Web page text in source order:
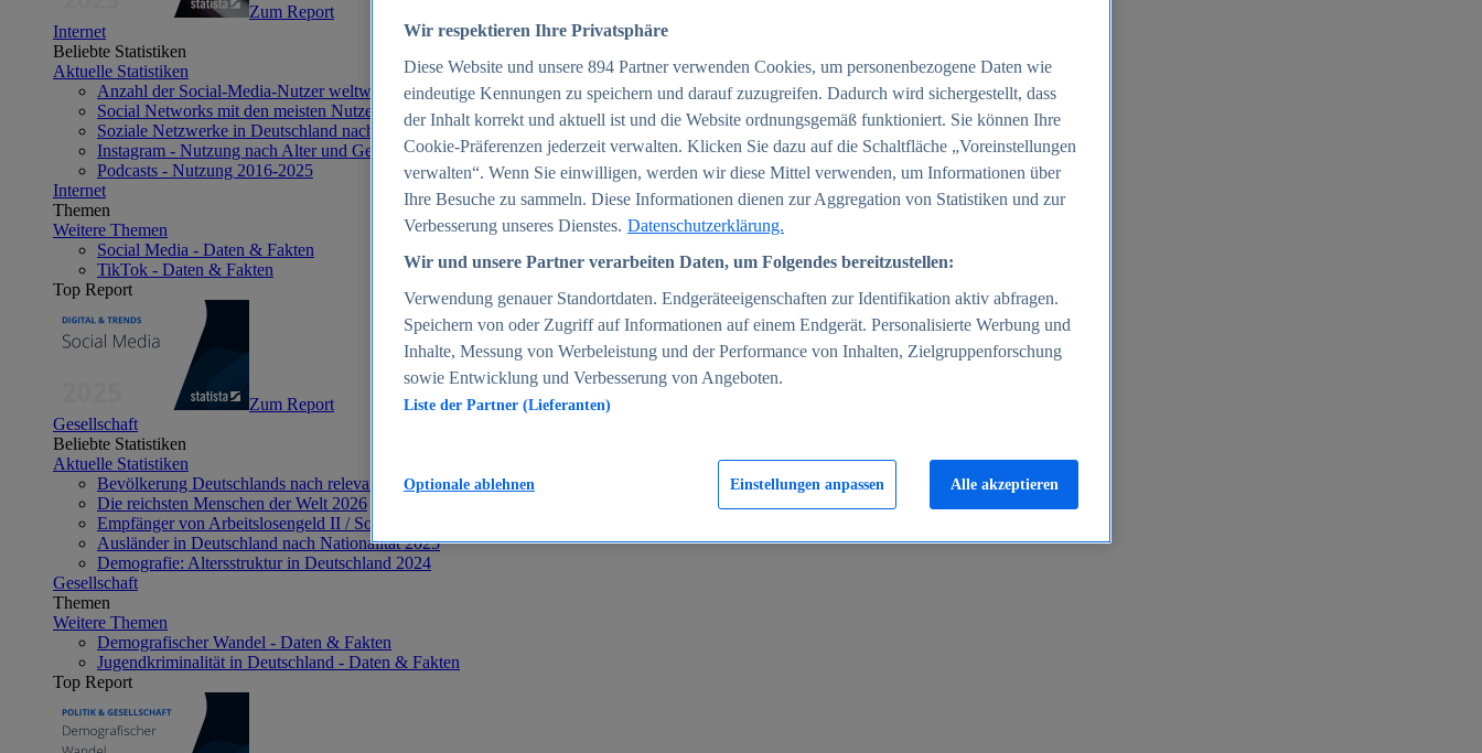
Zum Report
Internet
Beliebte Statistiken
Aktuelle Statistiken
Anzahl der Social-Media-Nutzer weltweit 2012-2025
Social Networks mit den meisten Nutzern weltweit 2025
Soziale Netzwerke in Deutschland nach Generationen 2025
Instagram - Nutzung nach Alter und Geschlecht in Deutschland 2025
Podcasts - Nutzung 2016-2025
Internet
Themen
Weitere Themen
Social Media - Daten & Fakten
TikTok - Daten & Fakten
Top Report
Zum Report
Gesellschaft
Beliebte Statistiken
Aktuelle Statistiken
Bevölkerung Deutschlands nach relevanten Altersgruppen 2024
Die reichsten Menschen der Welt 2026
Empfänger von Arbeitslosengeld II / Sozialgeld / Bürgergeld in Deutschland 2005-2025
Ausländer in Deutschland nach Nationalität 2025
Demografie: Altersstruktur in Deutschland 2024
Gesellschaft
Themen
Weitere Themen
Demografischer Wandel - Daten & Fakten
Jugendkriminalität in Deutschland - Daten & Fakten
Top Report
Wir respektieren Ihre Privatsphäre
Diese Website und unsere 894 Partner verwenden Cookies, um personenbezogene Daten wie
eindeutige Kennungen zu speichern und darauf zuzugreifen. Dadurch wird sichergestellt, dass
der Inhalt korrekt und aktuell ist und die Website ordnungsgemäß funktioniert. Sie können Ihre
Cookie-Präferenzen jederzeit verwalten. Klicken Sie dazu auf die Schaltfläche „Voreinstellungen
verwalten“. Wenn Sie einwilligen, werden wir diese Mittel verwenden, um Informationen über
Ihre Besuche zu sammeln. Diese Informationen dienen zur Aggregation von Statistiken und zur
Verbesserung unseres Dienstes. Datenschutzerklärung.
Wir und unsere Partner verarbeiten Daten, um Folgendes bereitzustellen:
Verwendung genauer Standortdaten. Endgeräteeigenschaften zur Identifikation aktiv abfragen.
Speichern von oder Zugriff auf Informationen auf einem Endgerät. Personalisierte Werbung und
Inhalte, Messung von Werbeleistung und der Performance von Inhalten, Zielgruppenforschung
sowie Entwicklung und Verbesserung von Angeboten.
Liste der Partner (Lieferanten)
Einstellungen anpassen
Optionale ablehnen Alle akzeptieren